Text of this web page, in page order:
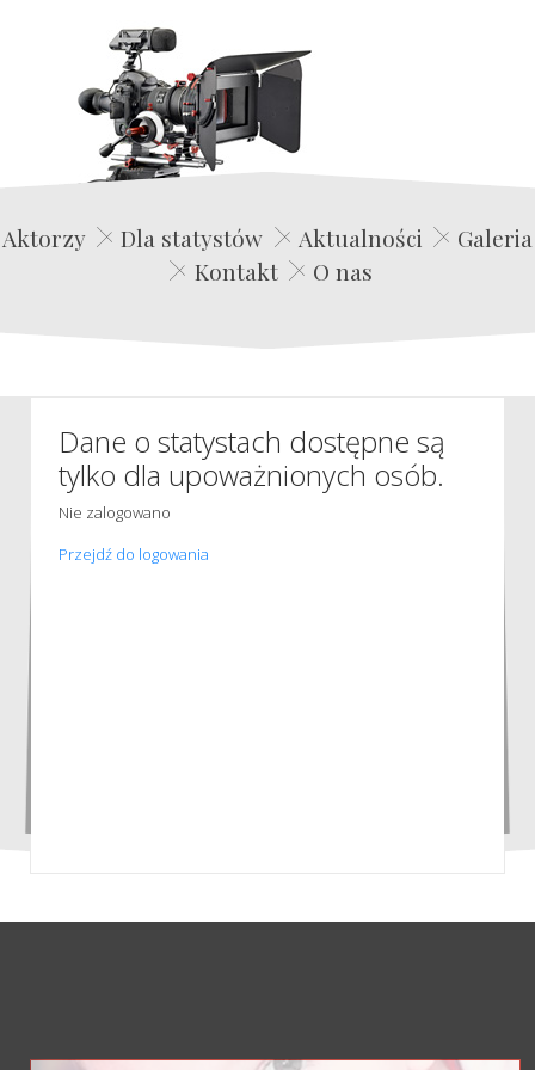
Edwin Film Agencja Aktorska
Aktorzy Dla statystów Aktualności
Galeria
Kontakt
O nas
Dane o statystach dostępne są
tylko dla upoważnionych osób.
Nie zalogowano
Przejdź do logowania